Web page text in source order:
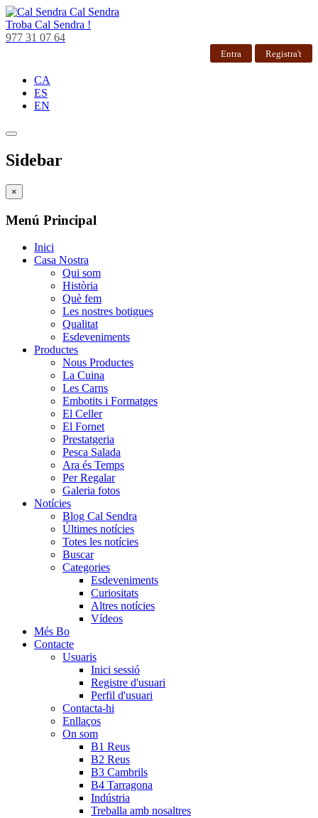
Cal Sendra
Troba Cal Sendra !
977 31 07 64
Entra Registra't
CA
ES
EN
Sidebar
×
Menú Principal
Inici
Casa Nostra
Qui som
Història
Què fem
Les nostres botigues
Qualitat
Esdeveniments
Productes
Nous Productes
La Cuina
Les Carns
Embotits i Formatges
El Celler
El Fornet
Prestatgeria
Pesca Salada
Ara és Temps
Per Regalar
Galeria fotos
Notícies
Blog Cal Sendra
Últimes notícies
Totes les notícies
Buscar
Categories
Esdeveniments
Curiositats
Altres notícies
Vídeos
Més Bo
Contacte
Usuaris
Inici sessió
Registre d'usuari
Perfil d'usuari
Contacta-hi
Enllaços
On som
B1 Reus
B2 Reus
B3 Cambrils
B4 Tarragona
Indústria
Treballa amb nosaltres